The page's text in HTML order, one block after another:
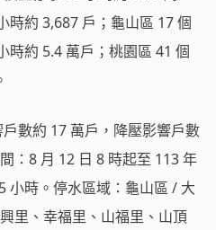
時約 3,687 戶；龜山區 17 個
時約 5.4 萬戶；桃園區 41 個
數約 17 萬戶，降壓影響戶數
：8 月 12 日 8 時起至 113 年
小時。停水區域：龜山區 / 大
里、幸福里、山福里、山頂